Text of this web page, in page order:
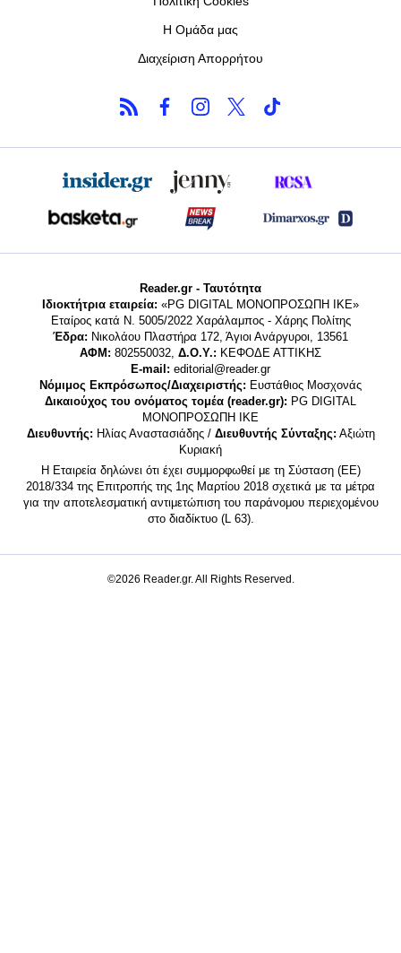
Η Ομάδα μας
Διαχείριση Απορρήτου
Reader.gr - Ταυτότητα
Ιδιοκτήτρια εταιρεία: «PG DIGITAL MONΟΠΡΟΣΩΠΗ ΙΚΕ»
Εταίρος κατά Ν. 5005/2022 Χαράλαμπος - Χάρης Πολίτης
Έδρα: Νικολάου Πλαστήρα 172, Άγιοι Ανάργυροι, 13561
ΑΦΜ: 802550032, Δ.Ο.Υ.: ΚΕΦΟΔΕ ΑΤΤΙΚΗΣ
E-mail: editorial@reader.gr
Νόμιμος Εκπρόσωπος/Διαχειριστής: Ευστάθιος Μοσχονάς
Δικαιούχος του ονόματος τομέα (reader.gr): PG DIGITAL
MONΟΠΡΟΣΩΠΗ ΙΚΕ
Διευθυντής: Ηλίας Αναστασιάδης / Διευθυντής Σύνταξης: Αξιώτη
Κυριακή
Η Εταιρεία δηλώνει ότι έχει συμμορφωθεί με τη Σύσταση (ΕΕ)
2018/334 της Επιτροπής της 1ης Μαρτίου 2018 σχετικά με τα μέτρα
για την αποτελεσματική αντιμετώπιση του παράνομου περιεχομένου
στο διαδίκτυο (L 63).
©2026 Reader.gr. All Rights Reserved.